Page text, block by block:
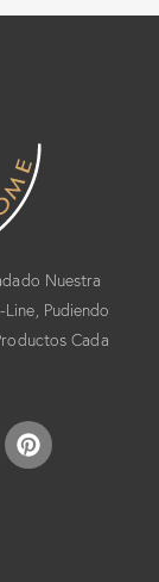
Nuestra
Pudiendo
Cada